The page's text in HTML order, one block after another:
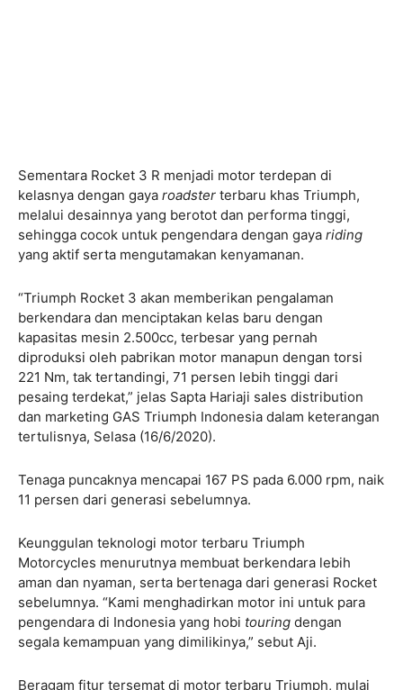
Sementara Rocket 3 R menjadi motor terdepan di
kelasnya dengan gaya roadster terbaru khas Triumph,
melalui desainnya yang berotot dan performa tinggi,
sehingga cocok untuk pengendara dengan gaya riding
yang aktif serta mengutamakan kenyamanan.
“Triumph Rocket 3 akan memberikan pengalaman
berkendara dan menciptakan kelas baru dengan
kapasitas mesin 2.500cc, terbesar yang pernah
diproduksi oleh pabrikan motor manapun dengan torsi
221 Nm, tak tertandingi, 71 persen lebih tinggi dari
pesaing terdekat,” jelas Sapta Hariaji sales distribution
dan marketing GAS Triumph Indonesia dalam keterangan
tertulisnya, Selasa (16/6/2020).
Tenaga puncaknya mencapai 167 PS pada 6.000 rpm, naik
11 persen dari generasi sebelumnya.
Keunggulan teknologi motor terbaru Triumph
Motorcycles menurutnya membuat berkendara lebih
aman dan nyaman, serta bertenaga dari generasi Rocket
sebelumnya. “Kami menghadirkan motor ini untuk para
pengendara di Indonesia yang hobi touring dengan
segala kemampuan yang dimilikinya,” sebut Aji.
Beragam fitur tersemat di motor terbaru Triumph, mulai